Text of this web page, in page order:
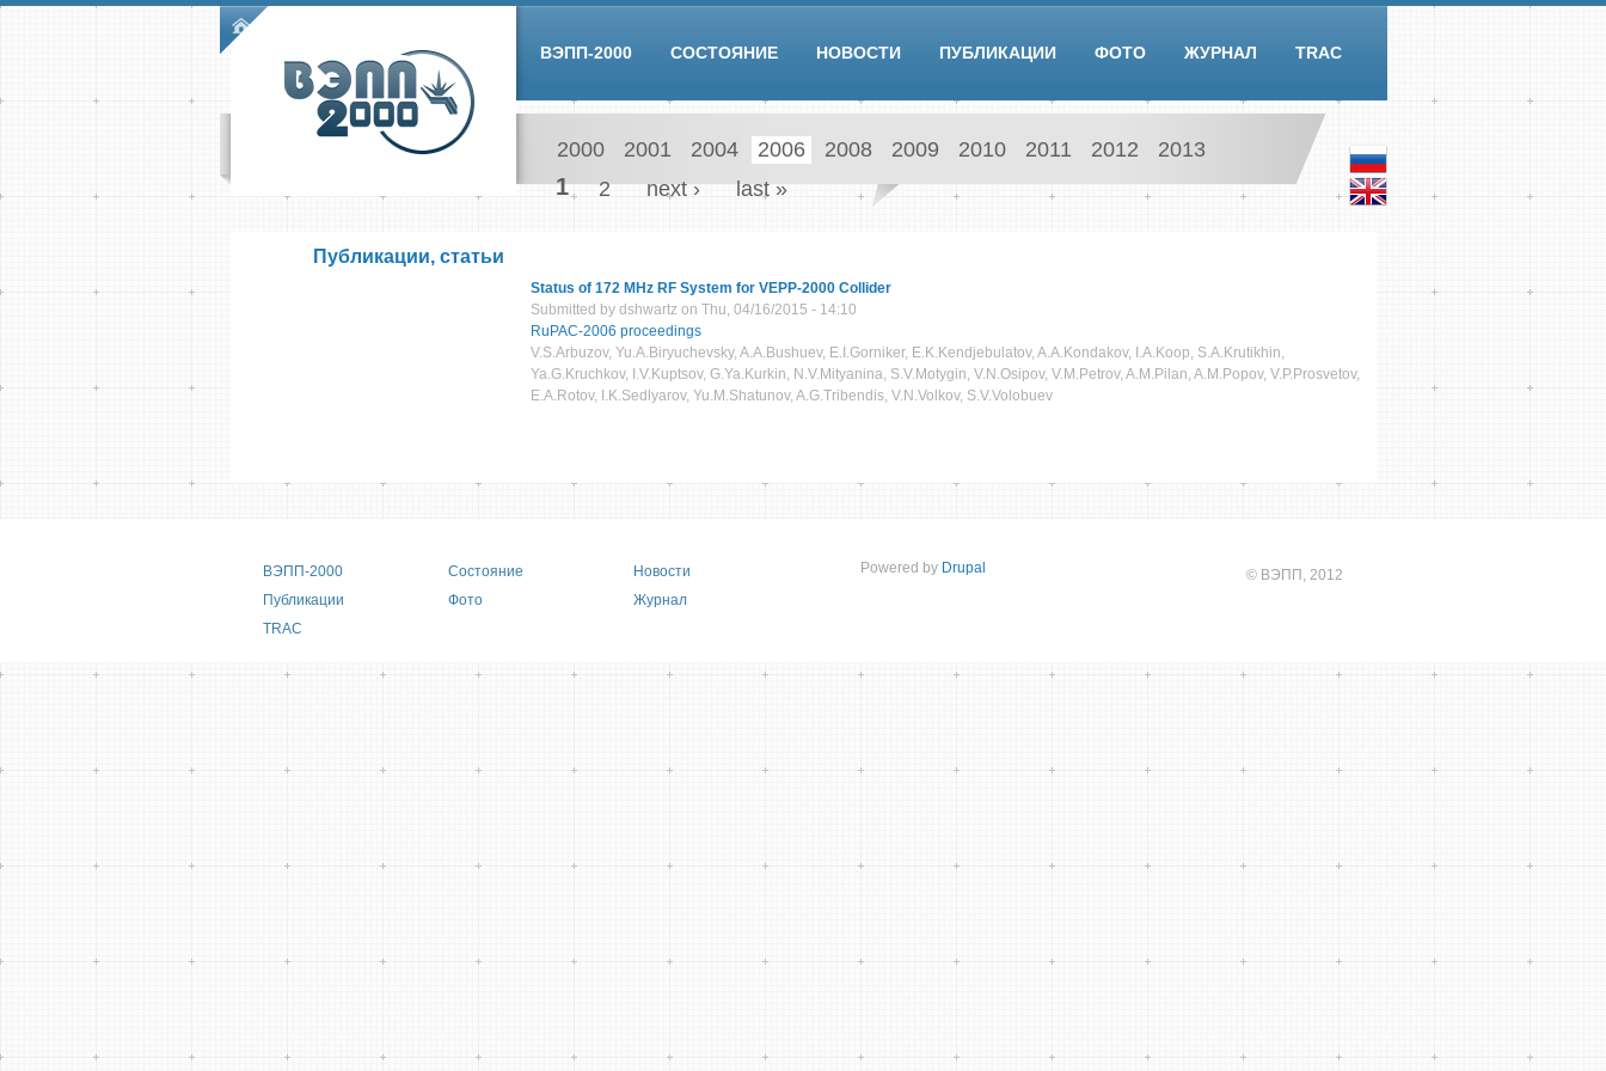
Skip to main content Main menu
ВЭПП-2000 СОСТОЯНИЕ НОВОСТИ ПУБЛИКАЦИИ ФОТО ЖУРНАЛ TRAC
2000 2001 2004 2006 2008 2009 2010 2011 2012 2013
Pages
1 2 next › last »
Публикации, статьи
Status of 172 MHz RF System for VEPP-2000 Collider
Submitted by dshwartzon Thu, 04/16/2015 - 14:10
RuPAC-2006 proceedings
V.S.Arbuzov, Yu.A.Biryuchevsky, A.A.Bushuev, E.I.Gorniker, E.K.Kendjebulatov, A.A.Kondakov, I.A.Koop, S.A.Krutikhin,
Ya.G.Kruchkov, I.V.Kuptsov, G.Ya.Kurkin, N.V.Mityanina, S.V.Motygin, V.N.Osipov, V.M.Petrov, A.M.Pilan, A.M.Popov, V.P.Prosvetov,
E.A.Rotov, I.K.Sedlyarov, Yu.M.Shatunov, A.G.Tribendis, V.N.Volkov, S.V.Volobuev
Main menu
ВЭПП-2000 Состояние
Новости
Публикации
Фото
Журнал
TRAC
© ВЭПП , 2012
Powered by Drupal